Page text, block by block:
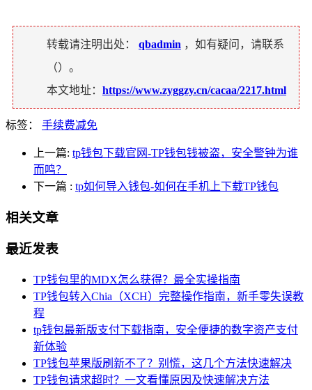
转载请注明出处： qbadmin ，如有疑问，请联系
（）。
本文地址： https://www.zyggzy.cn/cacaa/2217.html
标签： 手续费减免
上一篇: tp钱包下载官网-TP钱包钱被盗，安全警钟为谁
而鸣？
下一篇 : tp如何导入钱包-如何在手机上下载TP钱包
相关文章
最近发表
TP钱包里的MDX怎么获得？最全实操指南
TP钱包转入Chia（XCH）完整操作指南，新手零失误教
程
tp钱包最新版支付下载指南，安全便捷的数字资产支付
新体验
TP钱包苹果版刷新不了？别慌，这几个方法快速解决
TP钱包请求超时？一文看懂原因及快速解决方法